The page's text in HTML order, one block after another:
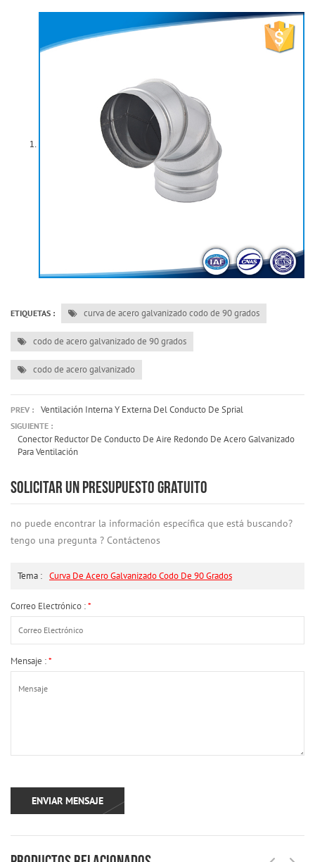
ETIQUETAS : curva de acero galvanizado codo de 90 grados
codo de acero galvanizado de 90 grados
codo de acero galvanizado
PREV : Ventilación Interna Y Externa Del Conducto De Sprial
SIGUIENTE :
Conector Reductor De Conducto De Aire Redondo De Acero Galvanizado
Para Ventilación
SOLICITAR UN PRESUPUESTO GRATUITO
no puede encontrar la información específica que está buscando?
tengo una pregunta ? Contáctenos
Tema : Curva De Acero Galvanizado Codo De 90 Grados
Correo Electrónico :*
Mensaje :*